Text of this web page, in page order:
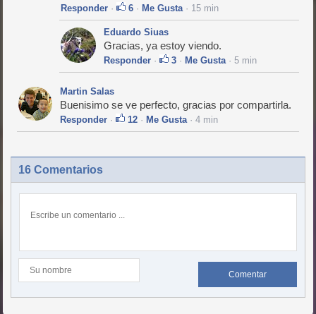
Responder · 6 · Me Gusta · 15 min
Eduardo Siuas
Gracias, ya estoy viendo.
Responder · 3 · Me Gusta · 5 min
Martin Salas
Buenisimo se ve perfecto, gracias por compartirla.
Responder · 12 · Me Gusta · 4 min
16 Comentarios
Comentar